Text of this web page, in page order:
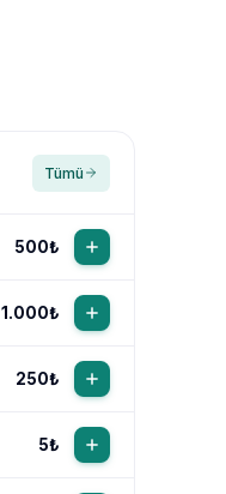
Tümü
500₺
1.000₺
250₺
5₺